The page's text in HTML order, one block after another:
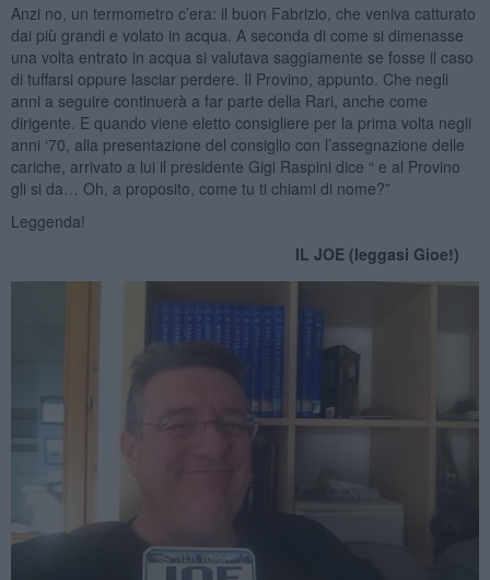
Anzi no, un termometro c’era: il buon Fabrizio, che veniva catturato
dai più grandi e volato in acqua. A seconda di come si dimenasse
una volta entrato in acqua si valutava saggiamente se fosse il caso
di tuffarsi oppure lasciar perdere. Il Provino, appunto. Che negli
anni a seguire continuerà a far parte della Rari, anche come
dirigente. E quando viene eletto consigliere per la prima volta negli
anni ‘70, alla presentazione del consiglio con l’assegnazione delle
cariche, arrivato a lui il presidente Gigi Raspini dice “ e al Provino
gli si da… Oh, a proposito, come tu ti chiami di nome?”
Leggenda!
IL JOE (leggasi Gioe!)